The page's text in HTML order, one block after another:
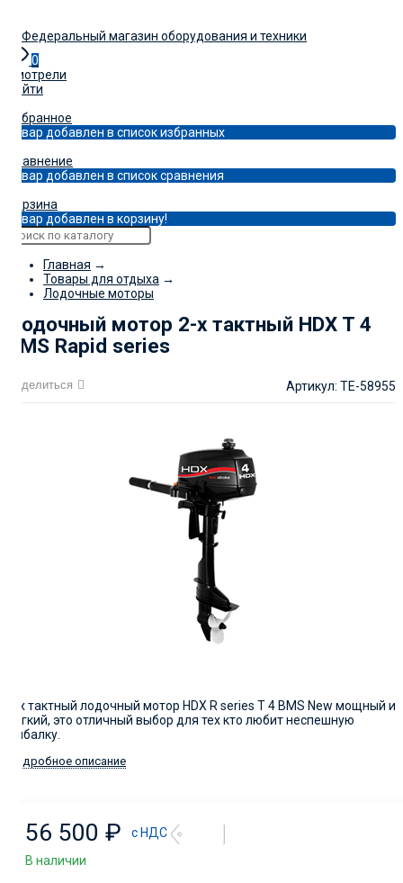
0
Смотрели
Войти
Избранное
Товар добавлен в список избранных
Сравнение
Товар добавлен в список сравнения
Корзина
Товар добавлен в корзину!
Главная →
Товары для отдыха →
Лодочные моторы
Лодочный мотор 2-х тактный HDX T 4
BMS Rapid series
Поделиться Артикул: TE-58955
2-х тактный лодочный мотор HDX R series T 4 BMS New мощный и
легкий, это отличный выбор для тех кто любит неспешную
рыбалку.
Подробное описание
56 500 ₽
с НДС
В наличии